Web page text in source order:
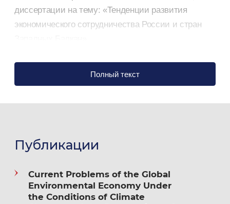
диссертации на тему: «Тенденции развития
экономического сотрудничества России и стран
Доцент, специальность «Мировая экономика»,
2020.
Профессиональная деятельность
2011–2012 — МГИМО, преподаватель
кафедры английского языка №5
Полный текст
Публикации
Current Problems of the Global
Environmental Economy Under
the Conditions of Climate